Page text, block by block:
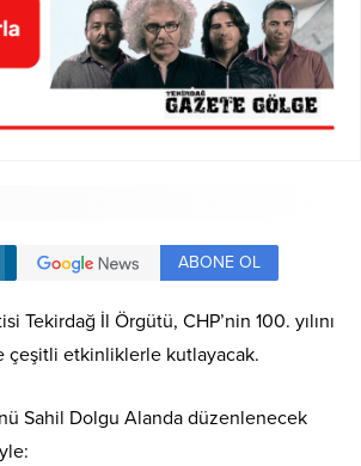
ABONE OL
Tekirdağ İl Örgütü, CHP’nin 100. yılını
çeşitli etkinliklerle kutlayacak.
Sahil Dolgu Alanda düzenlenecek